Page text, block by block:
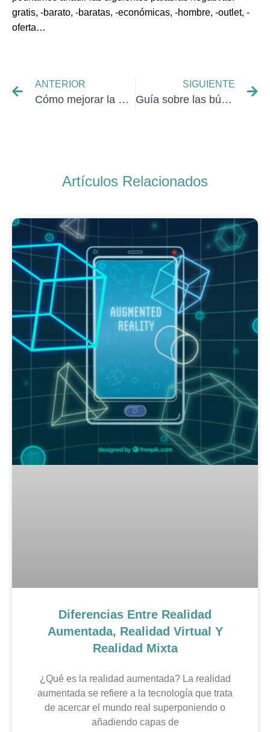
gratis, -barato, -baratas, -económicas, -hombre, -outlet, -
oferta…
ANTERIOR
Cómo mejorar la experiencia de usuario
SIGUIENTE
Guía sobre las búsquedas de voz
Artículos Relacionados
Diferencias Entre Realidad
Aumentada, Realidad Virtual Y
Realidad Mixta
¿Qué es la realidad aumentada? La realidad
aumentada se refiere a la tecnología que trata
de acercar el mundo real superponiendo o
añadiendo capas de